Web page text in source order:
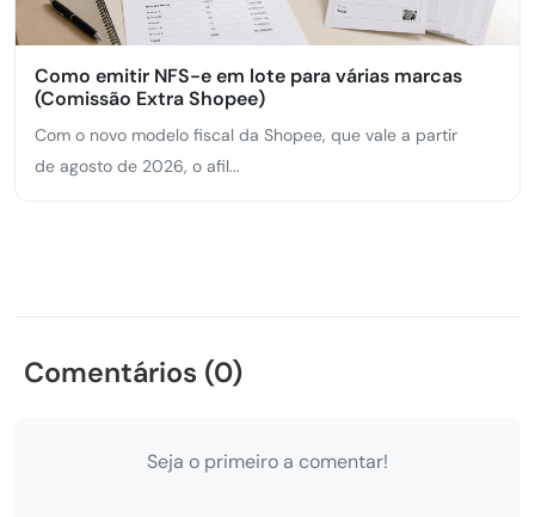
Como emitir NFS-e em lote para várias marcas
(Comissão Extra Shopee)
Com o novo modelo fiscal da Shopee, que vale a partir
de agosto de 2026, o afil...
Comentários (0)
Seja o primeiro a comentar!